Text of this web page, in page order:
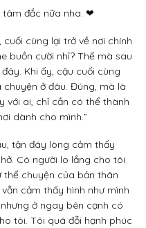
tâm đắc nữa nha. ❤
cùng lại trở về nơi chính
buồn cười nhỉ? Thế mà sau
Khi ấy, cậu cuối cùng
ở đâu. Đúng, mà là
với ai, chỉ cần có thể thành
dành cho mình.”
tận đáy lòng cảm thấy
Có người lo lắng cho tôi
chuyện của bản thân
cảm thấy hình như mình
ở ngay bên cạnh có
tôi. Tôi quá đỗi hạnh phúc